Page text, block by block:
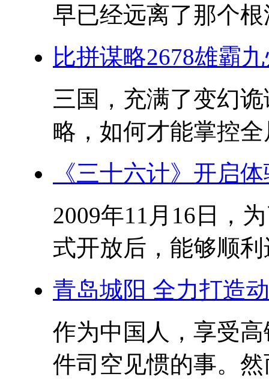
早已经远离了那个
比拼谋略2678雄霸
三国，充满了变幻
略，如何才能掌控
《三十六计》开启
2009年11月16日，
式开放后，能够顺
青岛城阳 全力打造
作为中国人，享受
件司空见惯的事。